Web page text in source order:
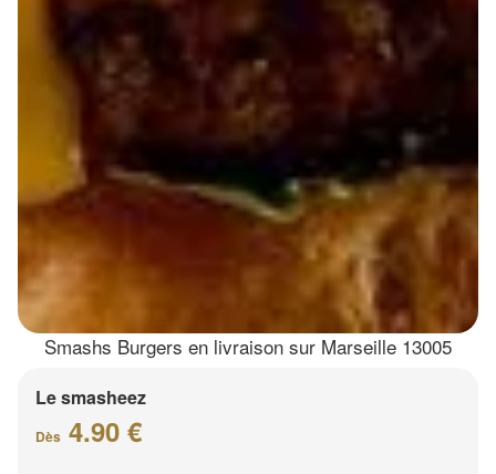
Smashs Burgers en livraison sur Marseille 13005
Le smasheez
Dès 4.90 €